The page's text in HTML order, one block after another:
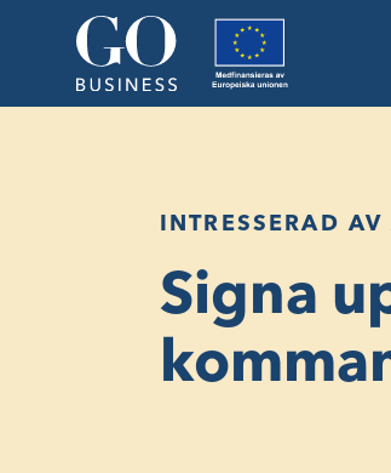
INTRESSERAD
Signa